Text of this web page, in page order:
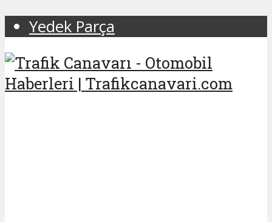
Yedek Parça